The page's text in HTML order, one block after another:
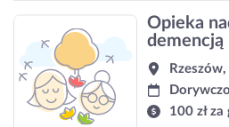
Opieka
demencją
Dorywczo
100 zł za